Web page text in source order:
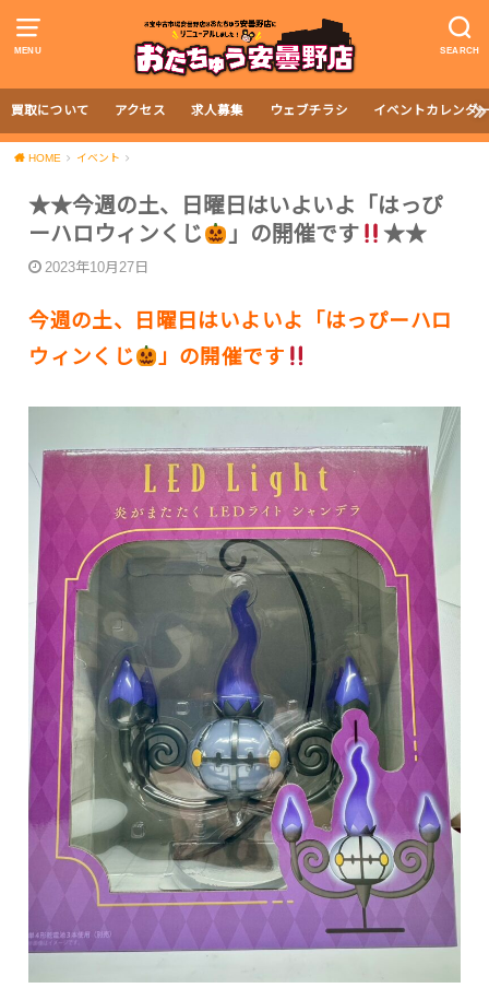
MENU SEARCH
買取について アクセス 求人募集 ウェブチラシ イベントカレンダ
HOME イベント
★★今週の土、日曜日はいよいよ「はっぴ
ーハロウィンくじ
」の開催です ★★
2023年10月27日
今週の土、日曜日はいよいよ「はっぴーハロ
ウィンくじ
」の開催です